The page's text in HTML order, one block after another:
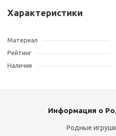
Характеристики
Материал
Рейтинг
Наличие
Информация о
Родные